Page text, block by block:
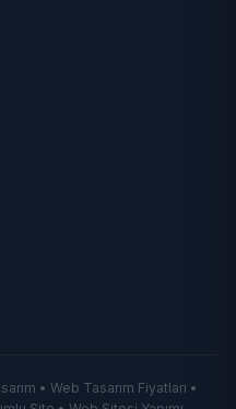
• Web Tasarım Fiyatları •